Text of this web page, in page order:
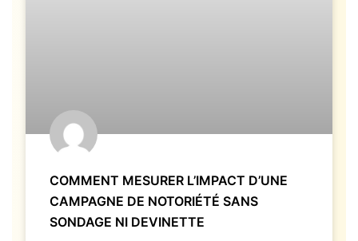
COMMENT MESURER L’IMPACT D’UNE
CAMPAGNE DE NOTORIÉTÉ SANS
SONDAGE NI DEVINETTE